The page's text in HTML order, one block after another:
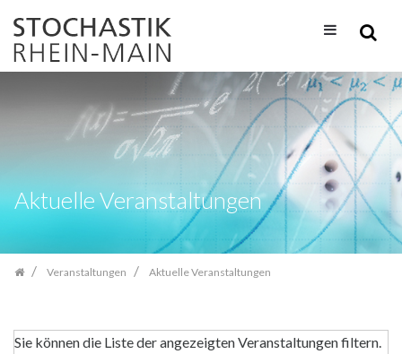
Inhalt
springen
Aktuelle Veranstaltungen
Veranstaltungen Aktuelle Veranstaltungen
Sie können die Liste der angezeigten Veranstaltungen filtern.